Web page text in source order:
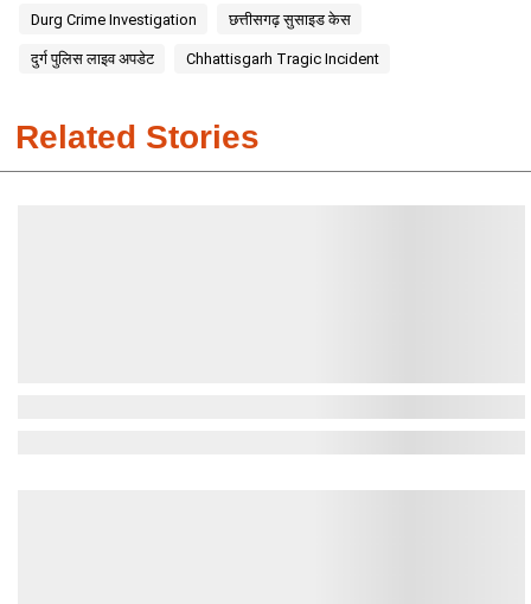
Durg Crime Investigation छत्तीसगढ़ सुसाइड केस
दुर्ग पुलिस लाइव अपडेट Chhattisgarh Tragic Incident
Related Stories